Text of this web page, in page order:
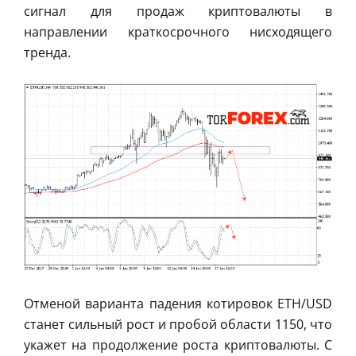
сигнал для продаж криптовалюты в
направлении краткосрочного нисходящего
тренда.
Отменой варианта падения котировок ETH/USD
станет сильный рост и пробой области 1150, что
укажет на продолжение роста криптовалюты. С